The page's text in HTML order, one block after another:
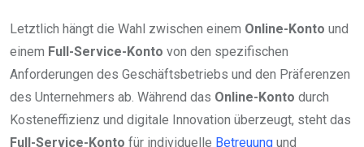
Letztlich hängt die Wahl zwischen einem Online-Konto und
einem Full-Service-Konto von den spezifischen
Anforderungen des Geschäftsbetriebs und den Präferenzen
des Unternehmers ab. Während das Online-Konto durch
Kosteneffizienz und digitale Innovation überzeugt, steht das
Full-Service-Konto für individuelle Betreuung und